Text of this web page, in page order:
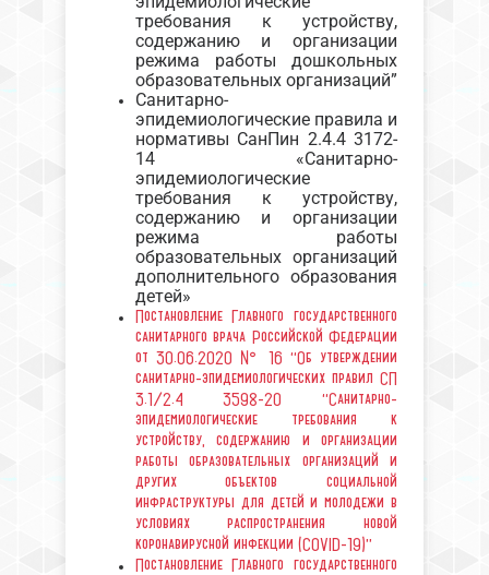
требования к устройству,
содержанию и организации
режима работы дошкольных
образовательных организаций”
Санитарно-
эпидемиологические правила и
нормативы СанПин 2.4.4 3172-
14 «Санитарно-
эпидемиологические
требования к устройству,
содержанию и организации
режима работы
образовательных организаций
дополнительного образования
детей»
Постановление Главного государственного
санитарного врача Российской Федерации
от 30.06.2020 № 16 “Об утверждении
санитарно-эпидемиологических правил СП
3.1/2.4 3598-20 “Санитарно-
эпидемиологические требования к
устройству, содержанию и организации
работы образовательных организаций и
других объектов социальной
инфраструктуры для детей и молодежи в
условиях распространения новой
коронавирусной инфекции (COVID-19)”
Постановление Главного государственного